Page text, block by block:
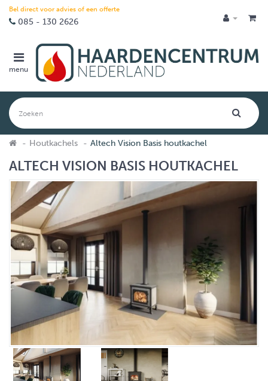
Bel direct voor advies of een offerte
085 - 130 2626
menu
Houtkachels Altech Vision Basis houtkachel
ALTECH VISION BASIS HOUTKACHEL